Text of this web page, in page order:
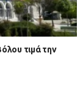
τιμά την